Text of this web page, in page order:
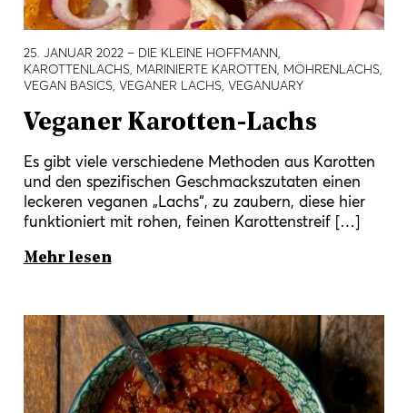
25. JANUAR 2022– DIE KLEINE HOFFMANN,
KAROTTENLACHS, MARINIERTE KAROTTEN, MÖHRENLACHS,
VEGAN BASICS, VEGANER LACHS, VEGANUARY
Veganer Karotten-Lachs
Es gibt viele verschiedene Methoden aus Karotten
und den spezifischen Geschmackszutaten einen
leckeren veganen „Lachs“, zu zaubern, diese hier
funktioniert mit rohen, feinen Karottenstreif […]
Mehr lesen